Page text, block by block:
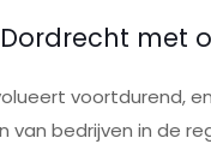
met
voortdurend,
van bedrijven in de